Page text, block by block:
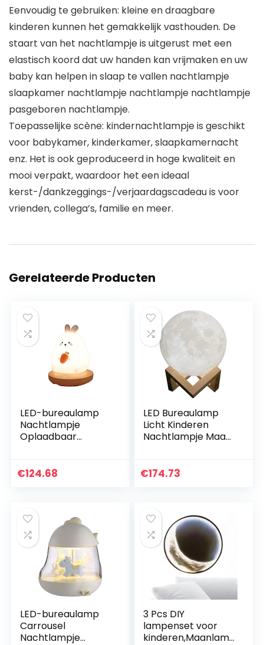
Eenvoudig te gebruiken: kleine en draagbare
kinderen kunnen het gemakkelijk vasthouden. De
staart van het nachtlampje is uitgerust met een
elastisch koord dat uw handen kan vrijmaken en uw
baby kan helpen in slaap te vallen nachtlampje
slaapkamer nachtlampje nachtlampje nachtlampje
pasgeboren nachtlampje.
Toepasselijke scène: kindernachtlampje is geschikt
voor babykamer, kinderkamer, slaapkamernacht
enz. Het is ook geproduceerd in hoge kwaliteit en
mooi verpakt, waardoor het een ideaal
kerst-/dankzeggings-/verjaardagscadeau is voor
vrienden, collega’s, familie en meer.
Gerelateerde Producten
LED-bureaulamp
Nachtlampje
Oplaadbaar
Warm licht 1.3W 5V
€124.68
LED Bureaulamp
Licht Kinderen
Nachtlampje Maan
Dimmen
€174.73
LED-bureaulamp
Carrousel
Nachtlampje
3 Pcs DIY
lampenset voor
kinderen,Maanlam